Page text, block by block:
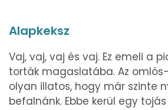
Alapkeksz
Vaj, vaj, vaj és vaj. Ez emeli a
torták magaslatába. Az
olyan illatos, hogy már szinte
befalnánk. Ebbe kerül egy